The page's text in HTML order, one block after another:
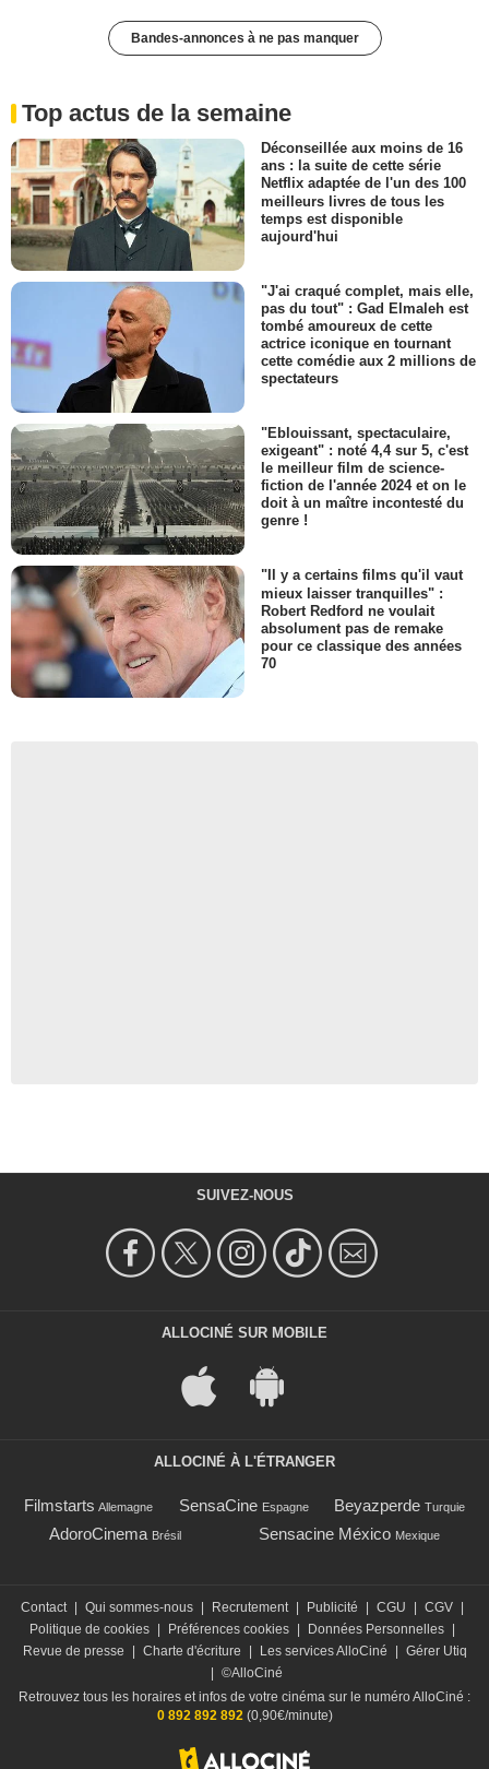
Bandes-annonces à ne pas manquer
Top actus de la semaine
Déconseillée aux moins de 16
ans : la suite de cette série
Netflix adaptée de l'un des 100
meilleurs livres de tous les
temps est disponible
aujourd'hui
"J'ai craqué complet, mais elle,
pas du tout" : Gad Elmaleh est
tombé amoureux de cette
actrice iconique en tournant
cette comédie aux 2 millions de
spectateurs
"Eblouissant, spectaculaire,
exigeant" : noté 4,4 sur 5, c'est
le meilleur film de science-
fiction de l'année 2024 et on le
doit à un maître incontesté du
genre !
"Il y a certains films qu'il vaut
mieux laisser tranquilles" :
Robert Redford ne voulait
absolument pas de remake
pour ce classique des années
70
SUIVEZ-NOUS
ALLOCINÉ SUR MOBILE
ALLOCINÉ À L'ÉTRANGER
Filmstarts Allemagne SensaCine Espagne Beyazperde Turquie
AdoroCinema Brésil Sensacine México Mexique
Contact | Qui sommes-nous | Recrutement | Publicité | CGU | CGV |
Politique de cookies | Préférences cookies | Données Personnelles |
Revue de presse
| Charte d'écriture | Les services AlloCiné | Gérer Utiq
| ©AlloCiné
Retrouvez tous les horaires et infos de votre cinéma sur le numéro AlloCiné :
0 892 892 892(0,90€/minute)